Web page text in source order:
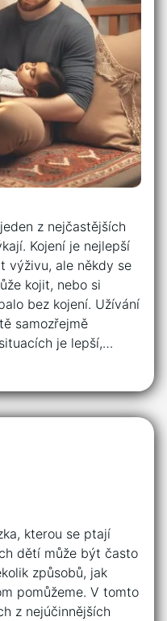
z nejčastějších
Kojení je nejlepší
výživu, ale někdy se
kojit, nebo si
bez kojení. Užívání
samozřejmě
je lepší,…
kterou se ptají
dětí může být často
způsobů, jak
pomůžeme. V tomto
z nejúčinnějších